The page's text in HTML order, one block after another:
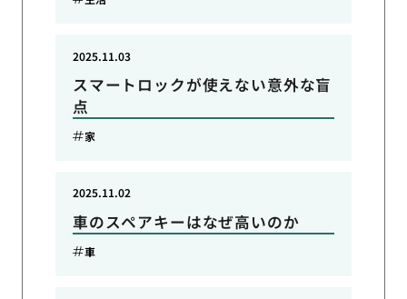
スマートロックが使えない意外な盲
点
2025.11.03
家
車のスペアキーはなぜ高いのか
2025.11.02
車